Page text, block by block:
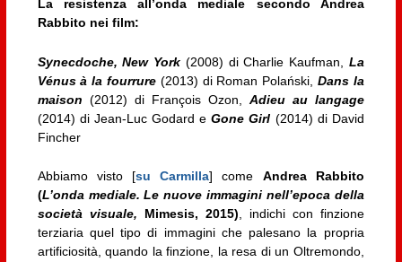
La resistenza all’onda mediale secondo Andrea
Rabbito nei film:
Synecdoche, New York (2008) di Charlie Kaufman,
La
Vénus à la fourrure (2013) di Roman Polański, Dans la
maison (2012) di François Ozon,
Adieu au langage
(2014) di Jean-Luc Godard e Gone Girl (2014) di David
Fincher
Abbiamo visto [su Carmilla] come Andrea Rabbito
(L’onda mediale. Le nuove immagini nell’epoca della
società visuale, Mimesis, 2015), indichi con finzione
terziaria quel tipo di immagini che palesano la propria
artificiosità, quando la finzione, la resa di un Oltremondo,